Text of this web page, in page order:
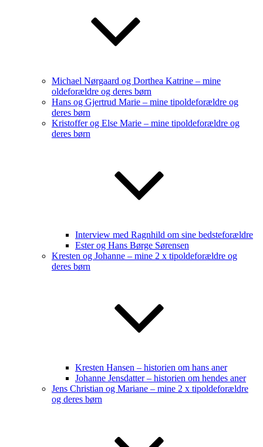
Michael Nørgaard og Dorthea Katrine – mine
oldeforældre og deres børn
Hans og Gjertrud Marie – mine tipoldeforældre og
deres børn
Kristoffer og Else Marie – mine tipoldeforældre og
deres børn
Interview med Ragnhild om sine bedsteforældre
Ester og Hans Børge Sørensen
Kresten og Johanne – mine 2 x tipoldeforældre og
deres børn
Kresten Hansen – historien om hans aner
Johanne Jensdatter – historien om hendes aner
Jens Christian og Mariane – mine 2 x tipoldeforældre
og deres børn